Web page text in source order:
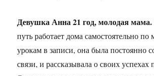
Девушка Анна 21 год, молодая мама.
путь работает дома самостоятельно
урокам в записи, она была постоянно
связи, и рассказывала о своих успехах